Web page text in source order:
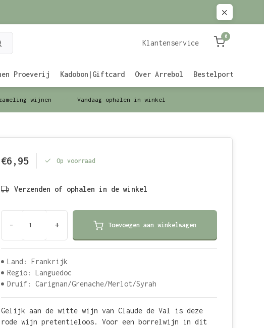
Klantenservice
0
Proeverij Kadobon|Giftcard Over Arrebol Bestelportaal
wijnen Vandaag ophalen in winkel
€6,95 Op voorraad
Verzenden of ophalen in de winkel
- + Toevoegen aan winkelwagen
Land: Frankrijk
Regio: Languedoc
Druif: Carignan/Grenache/Merlot/Syrah
Gelijk aan de witte wijn van Claude de Val is deze
rode wijn pretentieloos. Voor een borrelwijn in dit